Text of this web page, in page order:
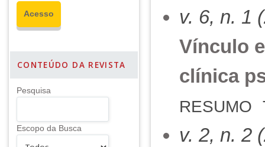
CONTEÚDO DA REVISTA
Pesquisa
Escopo da Busca
v. 6, n. 1
Vínculo
clínica
RESUMO
v. 2, n. 2